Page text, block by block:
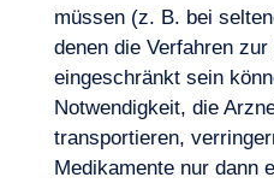
Unser Abenteuer
müssen (z. B. bei
denen die Verfahren
eingeschränkt sein
Notwendigkeit, die
transportieren,
Medikamente nur dann